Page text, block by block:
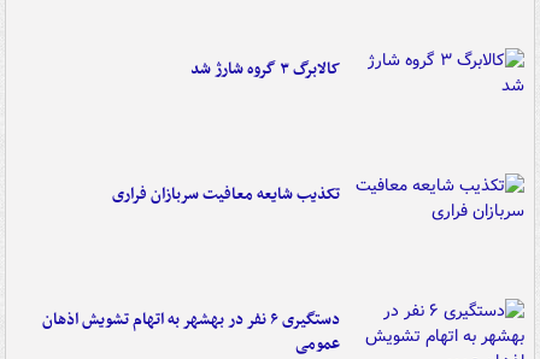
کالابرگ ۳ گروه شارژ شد
تکذیب شایعه معافیت سربازان فراری
دستگیری ۶ نفر در بهشهر به اتهام تشویش اذهان
عمومی